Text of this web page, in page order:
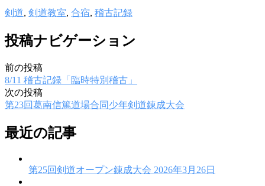
剣道, 剣道教室, 合宿, 稽古記録
投稿ナビゲーション
前の投稿
8/11 稽古記録「臨時特別稽古」
次の投稿
第23回葛南信篤道場合同少年剣道錬成大会
最近の記事
第25回剣道オープン錬成大会 2026年3月26日